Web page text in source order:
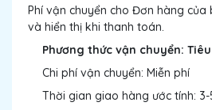
Phí vận chuyển cho Đơn hàng
và hiển thị khi thanh toán.
Phương thức vận chuyển:
Chi phí vận chuyển: Miễn phí
Thời gian giao hàng ước tính: